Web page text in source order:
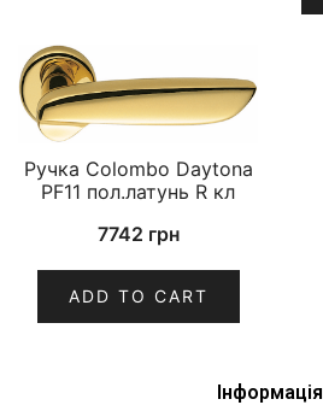
Ручка Colombo Daytona
PF11 пол.латунь R кл
7742 грн
ADD TO CART
Інформація